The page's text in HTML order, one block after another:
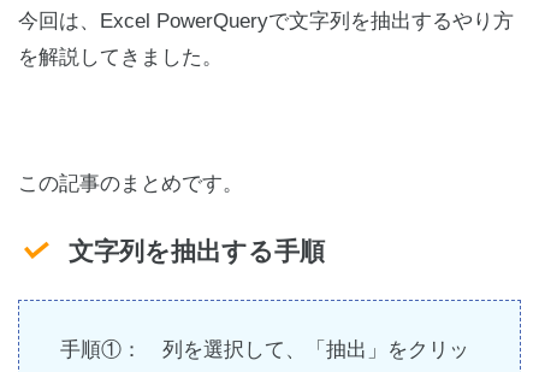
今回は、Excel PowerQueryで文字列を抽出するやり方
を解説してきました。
この記事のまとめです。
文字列を抽出する手順
手順①： 列を選択して、「抽出」をクリッ